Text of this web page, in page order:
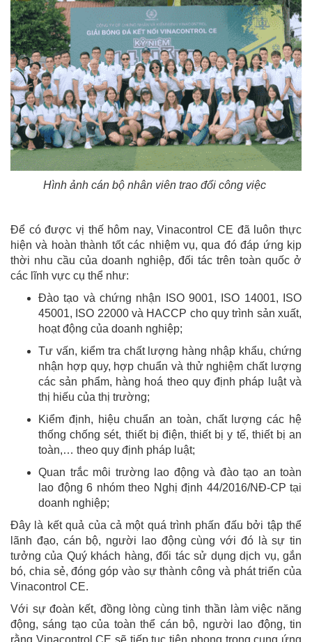
Hình ảnh cán bộ nhân viên trao đổi công việc
Để có được vị thế hôm nay, Vinacontrol CE đã luôn thực
hiện và hoàn thành tốt các nhiệm vụ, qua đó đáp ứng kịp
thời nhu cầu của doanh nghiệp, đối tác trên toàn quốc ở
các lĩnh vực cụ thể như:
Đào tạo và chứng nhận ISO 9001, ISO 14001, ISO
45001, ISO 22000 và HACCP cho quy trình sản xuất,
hoạt động của doanh nghiệp;
Tư vấn, kiểm tra chất lượng hàng nhập khẩu, chứng
nhận hợp quy, hợp chuẩn và thử nghiệm chất lượng
các sản phẩm, hàng hoá theo quy định pháp luật và
thị hiếu của thị trường;
Kiểm định, hiệu chuẩn an toàn, chất lượng các hệ
thống chống sét, thiết bị điện, thiết bị y tế, thiết bị an
toàn,… theo quy định pháp luật;
Quan trắc môi trường lao động và đào tạo an toàn
lao động 6 nhóm theo Nghị định 44/2016/NĐ-CP tại
doanh nghiệp;
Đây là kết quả của cả một quá trình phấn đấu bởi tập thể
lãnh đạo, cán bộ, người lao động cùng với đó là sự tin
tưởng của Quý khách hàng, đối tác sử dụng dịch vụ, gắn
bó, chia sẻ, đóng góp vào sự thành công và phát triển của
Vinacontrol CE.
Với sự đoàn kết, đồng lòng cùng tinh thần làm việc năng
động, sáng tạo của toàn thể cán bộ, người lao động, tin
rằng Vinacontrol CE sẽ tiếp tục tiên phong trong cung ứng